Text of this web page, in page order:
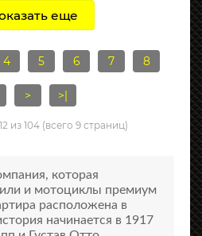
еще
4 5 6 7 8
> >|
из 104 (всего 9 страниц)
которая
и мотоциклы премиум
расположена в
начинается в 1917